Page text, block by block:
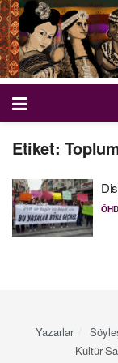
Etiket:
Yazarlar
Kültür-